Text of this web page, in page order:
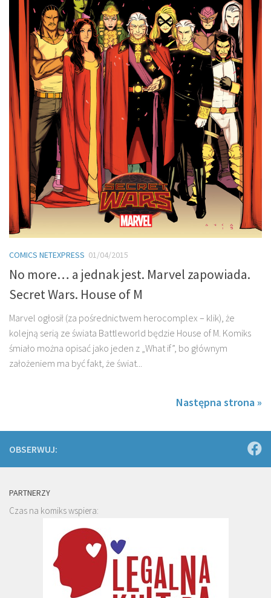
COMICS NETEXPRESS 01/04/2015
No more… a jednak jest. Marvel zapowiada.
Secret Wars. House of M
Marvel ogłosił (za pośrednictwem herocomplex – klik), że
kolejną serią ze świata Battleworld będzie House of M. Komiks
śmiało można opisać jako jeden z „What if”, bo głównym
założeniem ma być fakt, że świat...
Następna strona »
OBSERWUJ:
PARTNERZY
Czas na komiks wspiera: